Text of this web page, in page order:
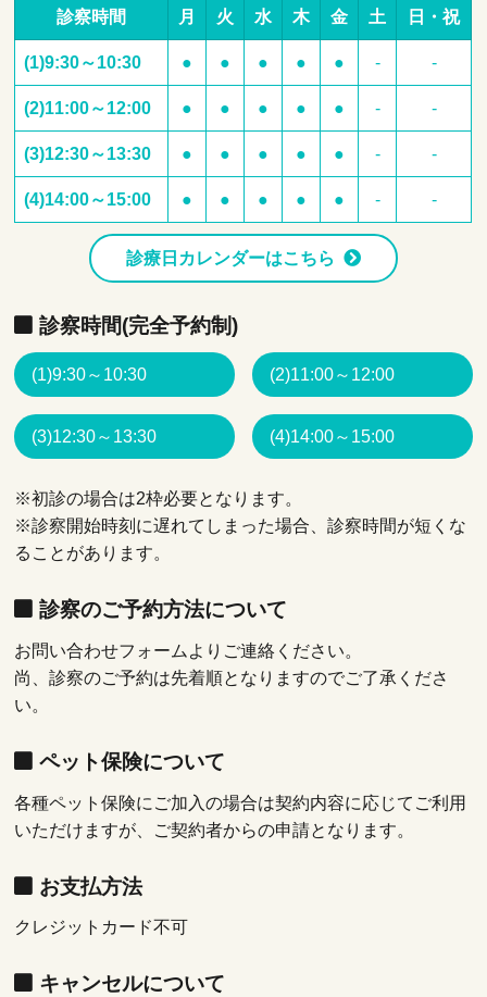
診察時間 月 火 水 木 金 土 日・祝
(1)9:30～10:30 ● ● ● ● ● - -
(2)11:00～12:00 ● ● ● ● ● - -
(3)12:30～13:30 ● ● ● ● ● - -
(4)14:00～15:00 ● ● ● ● ● - -
診療日カレンダーはこちら
診察時間(完全予約制)
(1)9:30～10:30 (2)11:00～12:00
(3)12:30～13:30 (4)14:00～15:00
※初診の場合は2枠必要となります。
※診察開始時刻に遅れてしまった場合、診察時間が短くな
ることがあります。
診察のご予約方法について
お問い合わせフォームよりご連絡ください。
尚、診察のご予約は先着順となりますのでご了承くださ
い。
ペット保険について
各種ペット保険にご加入の場合は契約内容に応じてご利用
いただけますが、ご契約者からの申請となります。
お支払方法
クレジットカード不可
キャンセルについて